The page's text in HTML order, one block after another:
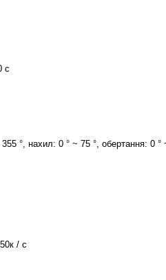
с
°, нахил: 0 ° ~ 75 °, обертання: 0 °
/ с